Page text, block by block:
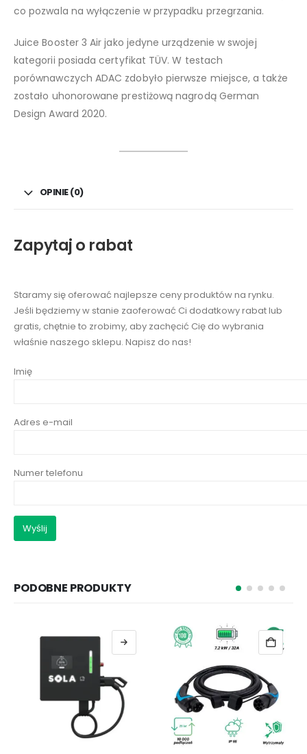
co pozwala na wyłączenie w przypadku przegrzania.
Juice Booster 3 Air jako jedyne urządzenie w swojej
kategorii posiada certyfikat TÜV. W testach
porównawczych ADAC zdobyło pierwsze miejsce, a także
zostało uhonorowane prestiżową nagrodą German
Design Award 2020.
OPINIE (0)
Zapytaj o rabat
Staramy się oferować najlepsze ceny produktów na rynku.
Jeśli będziemy w stanie zaoferować Ci dodatkowy rabat lub
gratis, chętnie to zrobimy, aby zachęcić Cię do wybrania
właśnie naszego sklepu. Napisz do nas!
Imię
Adres e-mail
Numer telefonu
PODOBNE PRODUKTY